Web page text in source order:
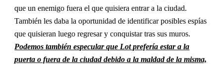
que un enemigo fuera el que quisiera entrar a la ciudad.
También les daba la oportunidad de identificar posibles espías
que quisieran luego regresar y conquistar tras sus muros.
Podemos también especular que Lot prefería estar a la
puerta o fuera de la ciudad debido a la maldad de la misma,